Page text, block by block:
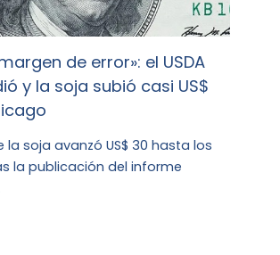
de error»: el USDA
y la soja subió casi US$
la soja avanzó US$ 30 hasta los
la publicación del informe